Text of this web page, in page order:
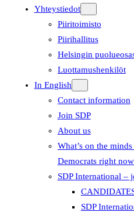
Yhteystiedot
Piiritoimisto
Piirihallitus
Helsingin
Luottamushenkilöt
In English
Contact information
Join SDP
About us
What’s on the
Democrats right
SDP International –
SDP